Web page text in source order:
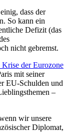
dass der
So kann ein
Defizit (das
nicht gebremst.
der Eurozone
mit seiner
EU-Schulden und
–
wir unsere
Diplomat,